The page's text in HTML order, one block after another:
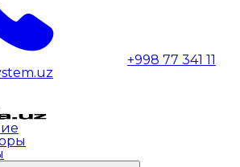
+998 77 341 11